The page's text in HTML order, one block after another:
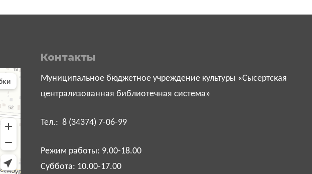
Контакты
Муниципальное бюджетное учреждение культуры «Сысертская
централизованная библиотечная система»
Тел.: 8 (34374) 7-06-99
Режим работы: 9.00-18.00
Суббота: 10.00-17.00